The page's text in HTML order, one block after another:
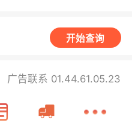
开始查询
广告联系 01.44.61.05.23